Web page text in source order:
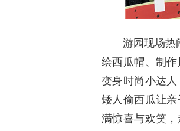
游园现场热
绘西瓜帽、制
变身时尚小达
矮人偷西瓜让
满惊喜与欢笑